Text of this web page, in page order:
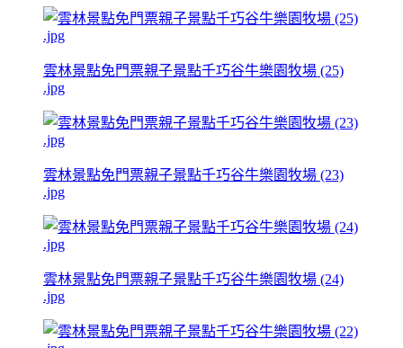
雲林景點免門票親子景點千巧谷牛樂園牧場 (25)
.jpg
雲林景點免門票親子景點千巧谷牛樂園牧場 (23)
.jpg
雲林景點免門票親子景點千巧谷牛樂園牧場 (24)
.jpg